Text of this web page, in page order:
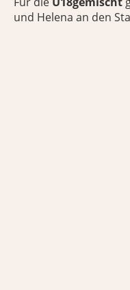
und Helena an den